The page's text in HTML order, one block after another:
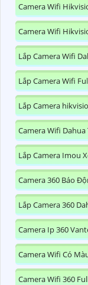
Camera Wifi
Camera Wifi
Lắp Camera Wifi
Lắp Camera Wifi
Lắp Camera
Camera Wifi
Lắp Camera Imou
Camera 360 Báo
Lắp Camera 360
Camera Ip 360
Camera Wifi Có
Camera Wifi 360